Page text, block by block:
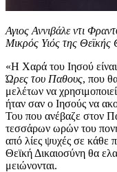
Αγιος Αννιβάλε ντι
Μικρός Υιός της Θεϊκής
«Η Χαρά του Ιησού
Ώρες του Παθους, που
μελέτων να
ήταν σαν ο Ιησούς να
Του που ανέβαζε στον
τεσσάρων ωρών του
από λίες ψυχές σε κάθε
Θεϊκή Δικαιοσύνη θα
μειώνονται.